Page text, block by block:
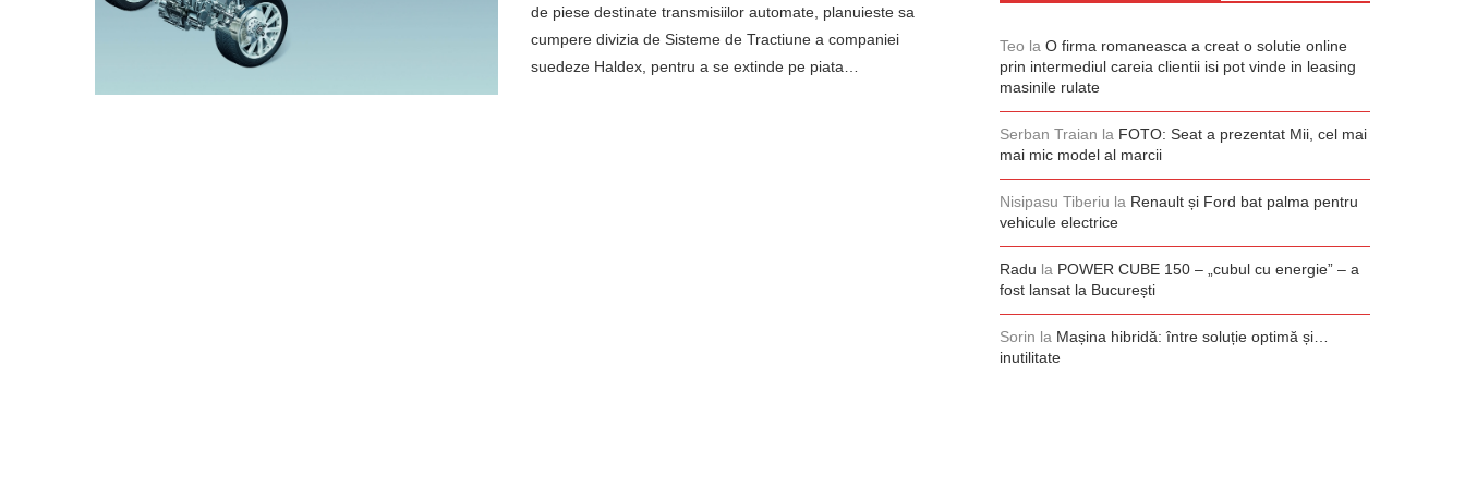
de piese destinate transmisiilor automate, planuieste sa
cumpere divizia de Sisteme de Tractiune a companiei
suedeze Haldex, pentru a se extinde pe piata…
Teo la O firma romaneasca a creat o solutie online
prin intermediul careia clientii isi pot vinde in leasing
masinile rulate
Serban Traian la FOTO: Seat a prezentat Mii, cel mai
mai mic model al marcii
Nisipasu Tiberiu la Renault și Ford bat palma pentru
vehicule electrice
Radu la POWER CUBE 150 – „cubul cu energie” – a
fost lansat la București
Sorin la Mașina hibridă: între soluție optimă și…
inutilitate